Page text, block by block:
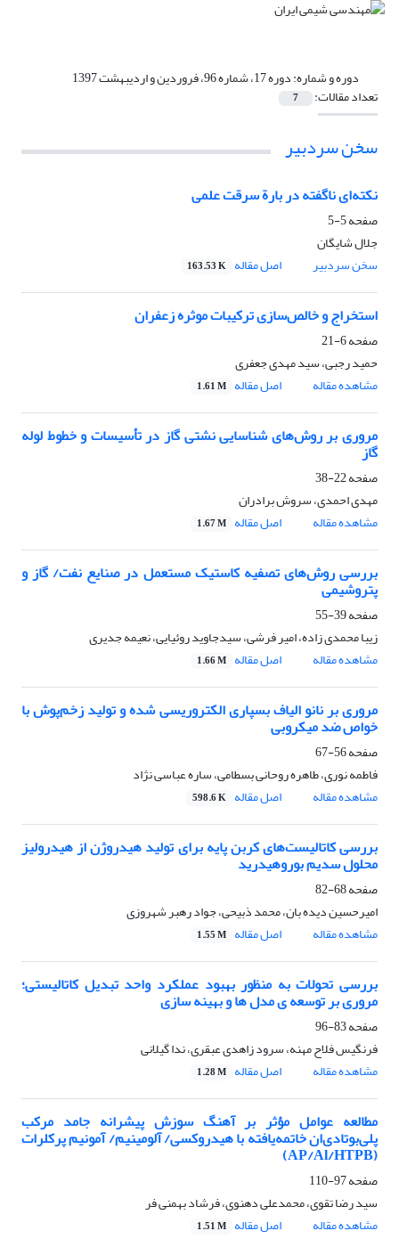
دوره و شماره:دوره 17، شماره 96، فروردین و اردیبهشت 1397
تعداد مقالات: 7
سخن سردبیر
نکته‌ای ناگفته در بارة سرقت علمی
صفحه5-5
جلال شایگان
سخن سردبیر
اصل مقاله 163.53 K
استخراج و خالص‌سازی ترکیبات موثره زعفران
صفحه6-21
حمید رجبی، سید مهدی جعفری
مشاهده مقاله
اصل مقاله 1.61 M
مروری بر روش‌های شناسایی نشتی گاز در تأسیسات و خطوط لوله
گاز
صفحه22-38
مهدی احمدی، سروش برادران
مشاهده مقاله
اصل مقاله 1.67 M
بررسی روش‌های تصفیه کاستیک مستعمل در صنایع نفت/ گاز و
پتروشیمی
صفحه39-55
زیبا محمدی زاده، امیر فرشی، سیدجاوید روئیایی، نعیمه جدیری
مشاهده مقاله
اصل مقاله 1.66 M
مروری بر نانو الیاف بسپاری الکتروریسی شده و تولید زخم‌پوش با
خواص ضد میکروبی
صفحه56-67
فاطمه نوری، طاهره روحانی بسطامی، ساره عباسی نژاد
مشاهده مقاله
اصل مقاله 598.6 K
بررسی کاتالیست‌های کربن پایه برای تولید هیدروژن از هیدرولیز
محلول سدیم بوروهیدرید
صفحه68-82
امیرحسین دیده بان، محمد ذبیحی، جواد رهبر شهروزی
مشاهده مقاله
اصل مقاله 1.55 M
بررسی تحولات به منظور بهبود عملکرد واحد تبدیل کاتالیستی؛
مروری بر توسعه ی مدل ها و بهینه سازی
صفحه83-96
فرنگیس فلاح مهنه، سرود زاهدی عبقری، ندا گیلانی
مشاهده مقاله
اصل مقاله 1.28 M
مطالعه عوامل مؤثر بر آهنگ سوزش پیشرانه جامد مرکب
پلی‌بوتادی‌ان خاتمه‌یافته با هیدروکسی/ آلومینیم/ آمونیم پرکلرات
(AP/Al/HTPB)
صفحه97-110
سید رضا تقوی، محمدعلی دهنوی، فرشاد بهمنی فر
مشاهده مقاله
اصل مقاله 1.51 M